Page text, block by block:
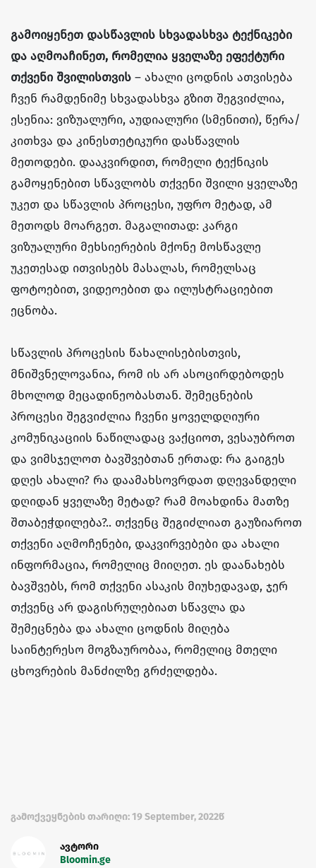
გამოიყენეთ დასწავლის სხვადასხვა ტექნიკები
და აღმოაჩინეთ, რომელია ყველაზე ეფექტური
თქვენი შვილისთვის – ახალი ცოდნის ათვისება
ჩვენ რამდენიმე სხვადასხვა გზით შეგვიძლია,
ესენია: ვიზუალური, აუდიალური (სმენითი), წერა/
კითხვა და კინესთეტიკური დასწავლის
მეთოდები. დააკვირდით, რომელი ტექნიკის
გამოყენებით სწავლობს თქვენი შვილი ყველაზე
უკეთ და სწავლის პროცესი, უფრო მეტად, ამ
მეთოდს მოარგეთ. მაგალითად: კარგი
ვიზუალური მეხსიერების მქონე მოსწავლე
უკეთესად ითვისებს მასალას, რომელსაც
ფოტოებით, ვიდეოებით და ილუსტრაციებით
ეცნობა.
სწავლის პროცესის წახალისებისთვის,
მნიშვნელოვანია, რომ ის არ ასოცირდებოდეს
მხოლოდ მეცადინეობასთან. შემეცნების
პროცესი შეგვიძლია ჩვენი ყოველდღიური
კომუნიკაციის ნაწილადაც ვაქციოთ, ვესაუბროთ
და ვიმსჯელოთ ბავშვებთან ერთად: რა გაიგეს
დღეს ახალი? რა დაამახსოვრდათ დღევანდელი
დღიდან ყველაზე მეტად? რამ მოახდინა მათზე
შთაბეჭდილება?.. თქვენც შეგიძლიათ გაუზიაროთ
თქვენი აღმოჩენები, დაკვირვებები და ახალი
ინფორმაცია, რომელიც მიიღეთ. ეს დაანახებს
ბავშვებს, რომ თქვენი ასაკის მიუხედავად, ჯერ
თქვენც არ დაგისრულებიათ სწავლა და
შემეცნება და ახალი ცოდნის მიღება
საინტერესო მოგზაურობაა, რომელიც მთელი
ცხოვრების მანძილზე გრძელდება.
გამოქვეყნების თარიღი: 19 September, 2022წ
ავტორი
Bloomin.ge